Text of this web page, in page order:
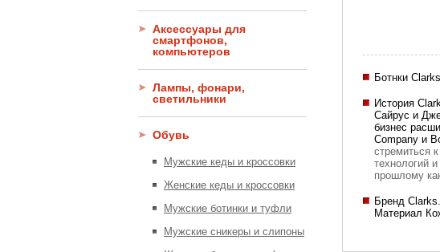
Аксессуары для
смартфонов,
компьютеров
Лампы, фонари,
светильники
Обувь
Мужские кеды и кроссовки
Женские кеды и кроссовки
Мужские ботинки и туфли
Мужские сникеры и слипоны
Ботнки
История
Сайрус и
бизнес
Company и
стремиться
технологий
прошлому
Бренд
Материал